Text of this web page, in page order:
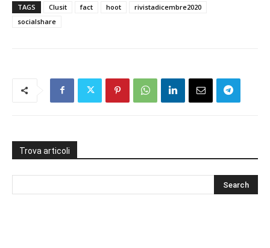
TAGS Clusit fact hoot
rivistadicembre2020
socialshare
Trova articoli